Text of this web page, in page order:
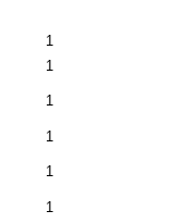
1
1
1
1
1
1